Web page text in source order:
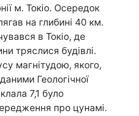
м. Токіо. Осередок
на глибині 40 км.
в Токіо, де
тряслися будівлі.
магнітудою, якого,
Геологічної
7,1 було
про цунамі.